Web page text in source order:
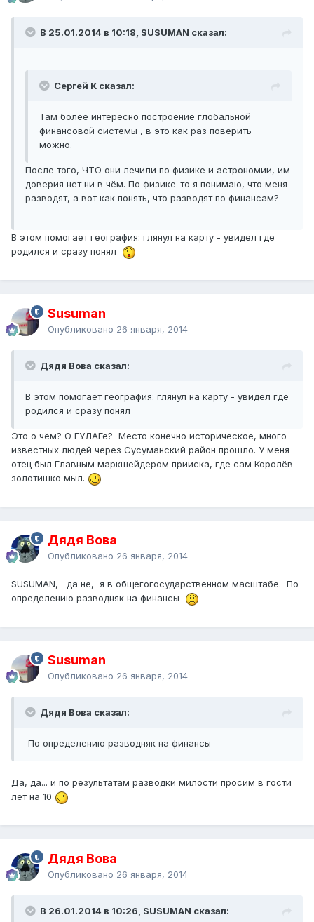
В 25.01.2014 в 10:18, SUSUMAN сказал:
Сергей К сказал:
Там более интересно построение глобальной
финансовой системы , в это как раз поверить
можно.
После того, ЧТО они лечили по физике и астрономии, им
доверия нет ни в чём. По физике-то я понимаю, что меня
разводят, а вот как понять, что разводят по финансам?
В этом помогает география: глянул на карту - увидел где
родился и сразу понял
Susuman
Опубликовано 26 января, 2014
Дядя Вова сказал:
В этом помогает география: глянул на карту - увидел где
родился и сразу понял
Это о чём? О ГУЛАГе? Место конечно историческое, много
известных людей через Сусуманский район прошло. У меня
отец был Главным маркшейдером прииска, где сам Королёв
золотишко мыл.
Дядя Вова
Опубликовано 26 января, 2014
SUSUMAN, да не, я в общегогосударственном масштабе. По
определению разводняк на финансы
Susuman
Опубликовано 26 января, 2014
Дядя Вова сказал:
По определению разводняк на финансы
Да, да... и по результатам разводки милости просим в гости
лет на 10
Дядя Вова
Опубликовано 26 января, 2014
В 26.01.2014 в 10:26, SUSUMAN сказал: